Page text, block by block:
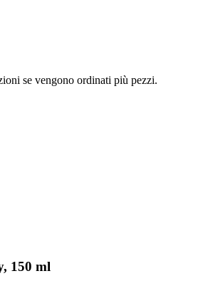
se vengono ordinati più pezzi.
150 ml